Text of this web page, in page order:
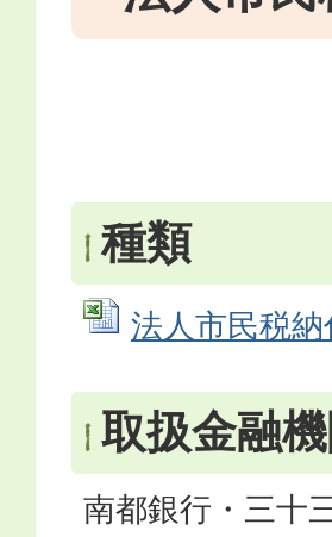
種類
法人市民税
取扱金融
南都銀行・三十